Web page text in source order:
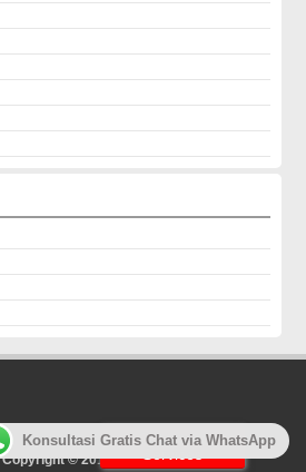
Konsultasi Gratis Chat via WhatsApp
Copyright © 2013
Customer